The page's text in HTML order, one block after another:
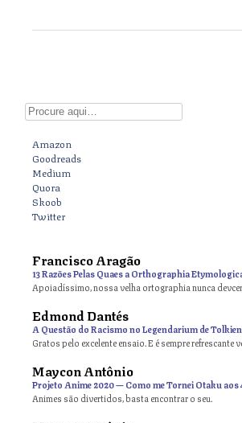
Digite aqui
Amazon
Goodreads
Medium
Quora
Skoob
Twitter
Francisco Aragão
13 Razões Pelas Quaes a Orthographia
Apoiadíssimo, nossa velha ortographia nunca
Edmond Dantés
A Questão do Racismo no Legendarium de
Gratos pelo excelente ensaio. E é sempre refrescante
Maycon Antônio
Projeto Anime 2020 — Como me Tornei Otaku aos
Animes são divertidos, basta encontrar o seu.